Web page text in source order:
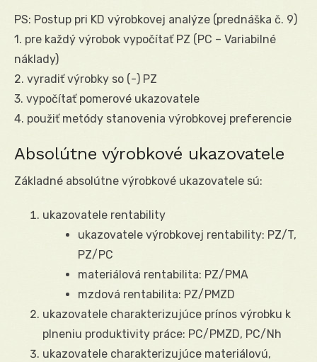
PS: Postup pri KD výrobkovej analýze (prednáška č. 9)
1. pre každý výrobok vypočítať PZ (PC – Variabilné
náklady)
2. vyradiť výrobky so (-) PZ
3. vypočítať pomerové ukazovatele
4. použiť metódy stanovenia výrobkovej preferencie
Absolútne výrobkové ukazovatele
Základné absolútne výrobkové ukazovatele sú:
ukazovatele rentability
ukazovatele výrobkovej rentability: PZ/T,
PZ/PC
materiálová rentabilita: PZ/PMA
mzdová rentabilita: PZ/PMZD
ukazovatele charakterizujúce prínos výrobku k
plneniu produktivity práce: PC/PMZD, PC/Nh
ukazovatele charakterizujúce materiálovú,